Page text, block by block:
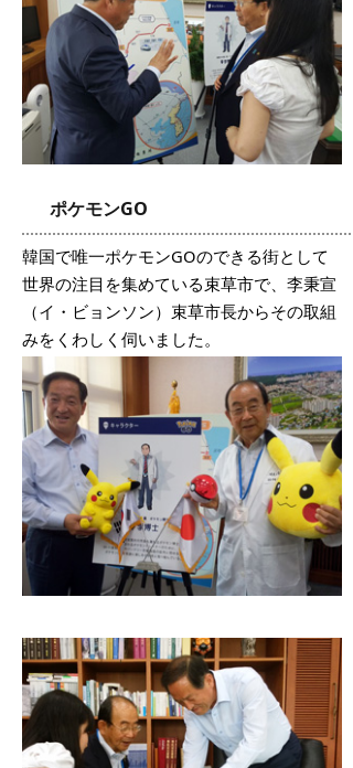
ポケモンGO
韓国で唯一ポケモンGOのできる街として
世界の注目を集めている束草市で、李秉宣
（イ・ビョンソン）束草市長からその取組
みをくわしく伺いました。